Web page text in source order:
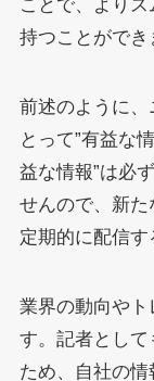
ことで、より
持つことができ
前述のように、
とって”有益な
益な情報”は必
せんので、新た
定期的に配信す
業界の動向やト
す。記者とし
ため、自社の